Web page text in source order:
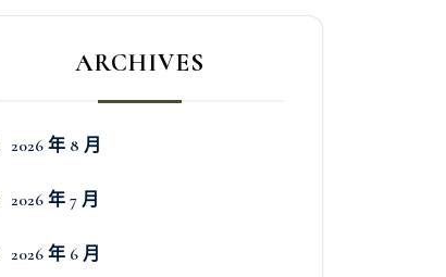
ARCHIVES
2026 年 8 月
2026 年 7 月
2026 年 6 月